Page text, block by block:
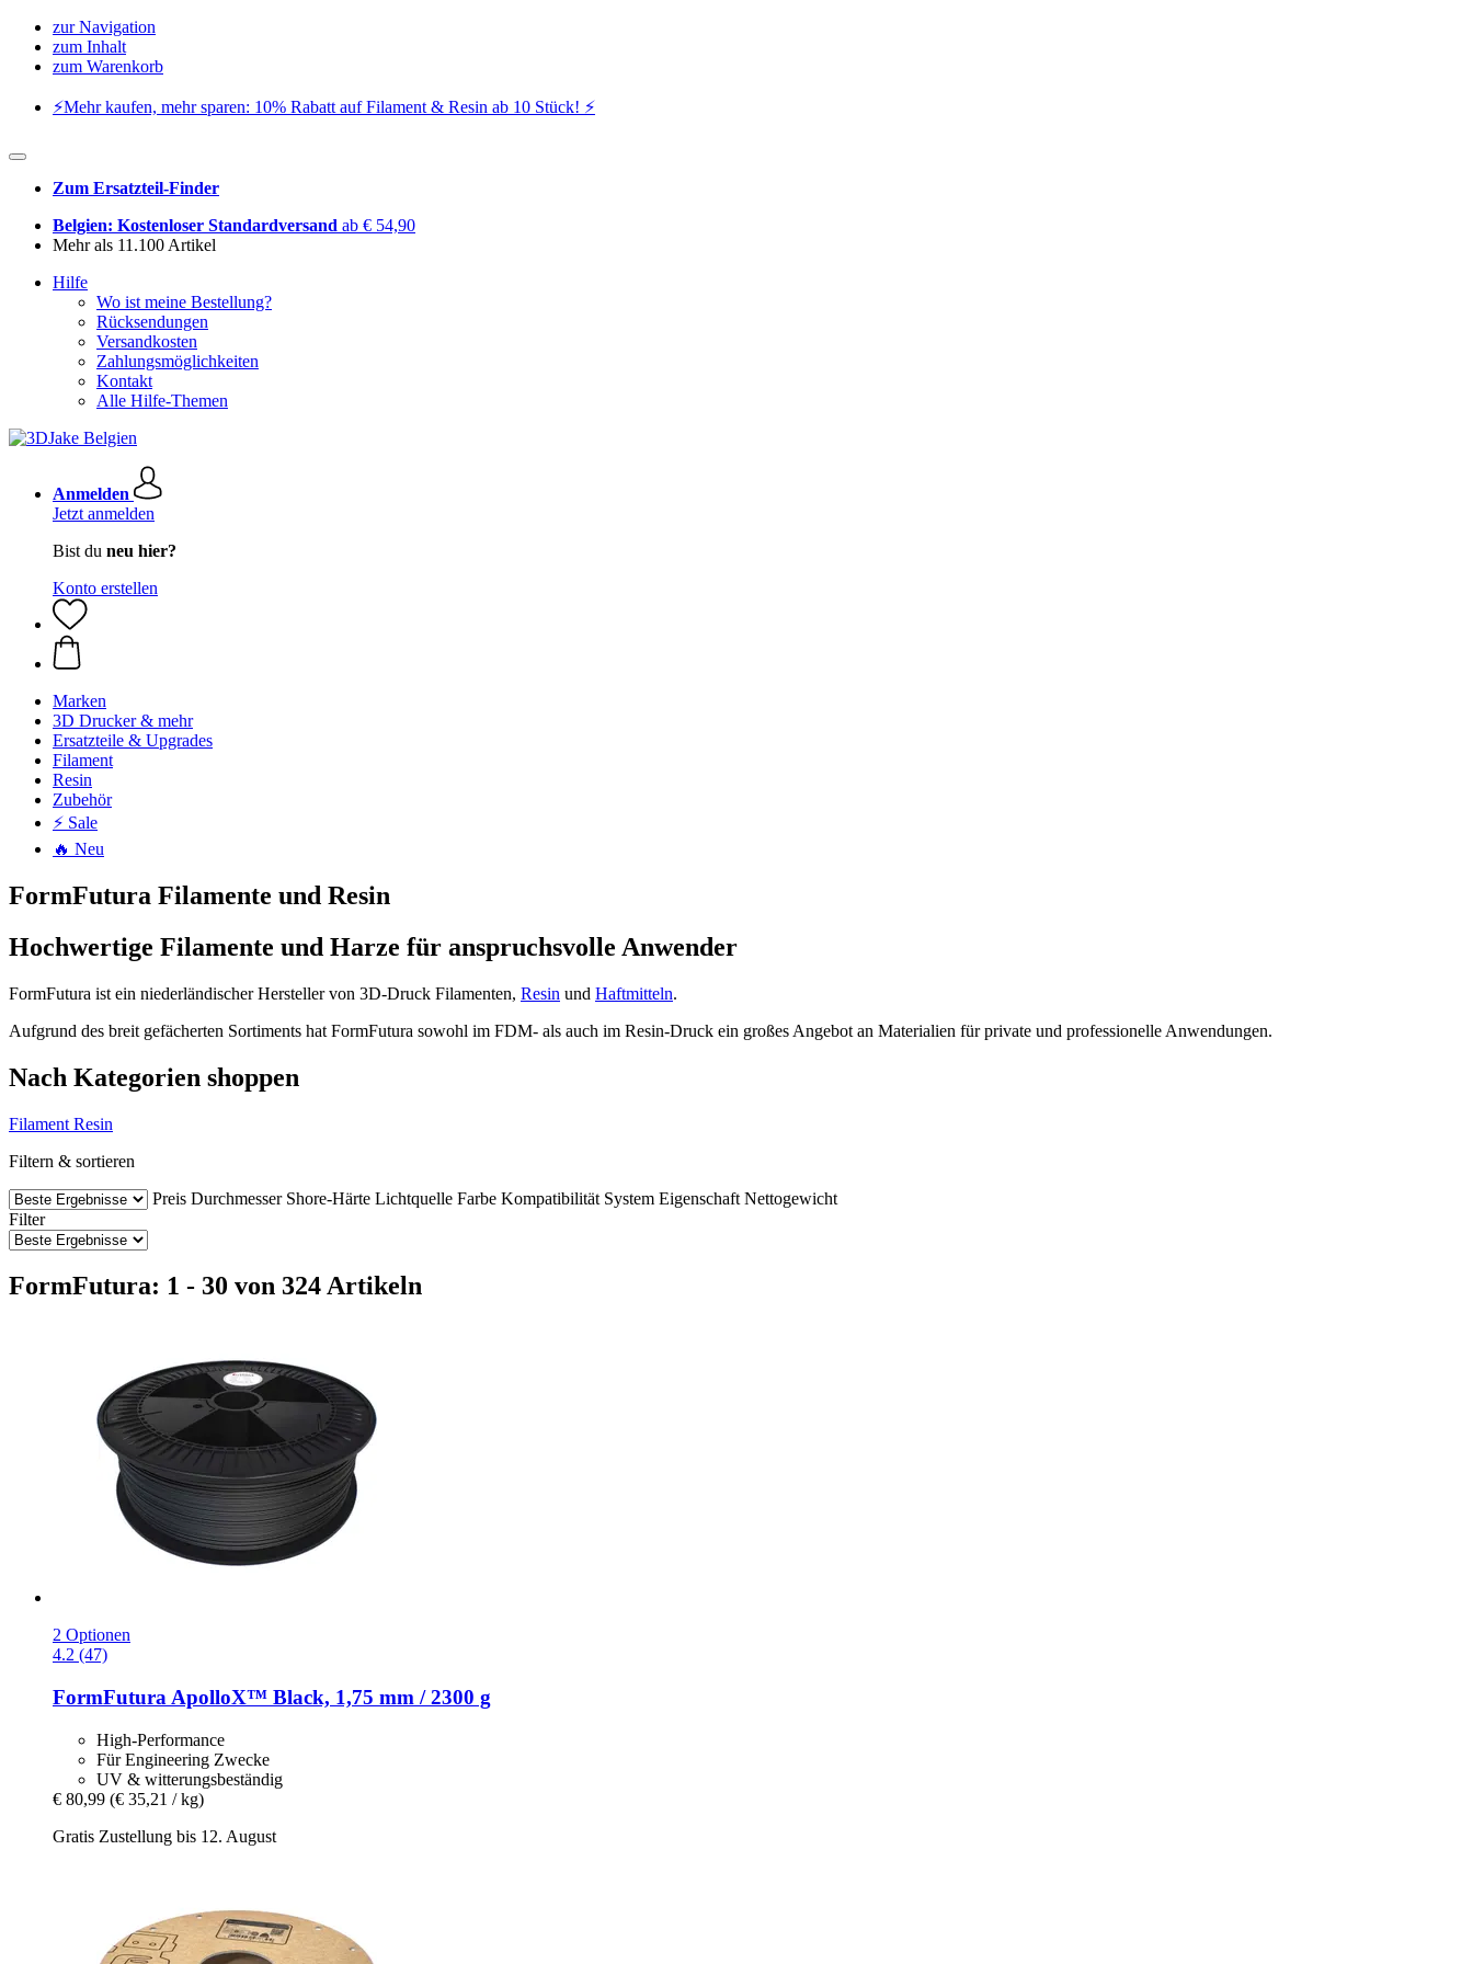
zur Navigation
zum Inhalt
zum Warenkorb
⚡️Mehr kaufen, mehr sparen: 10% Rabatt auf Filament & Resin ab 10 Stück! ⚡️
Zum Ersatzteil-Finder
Belgien: Kostenloser Standardversand ab € 54,90
Mehr als 11.100 Artikel
Hilfe
Wo ist meine Bestellung?
Rücksendungen
Versandkosten
Zahlungsmöglichkeiten
Kontakt
Alle Hilfe-Themen
Anmelden
Jetzt anmelden
Bist du neu hier?
Konto erstellen
Marken
3D Drucker & mehr
Ersatzteile & Upgrades
Filament
Resin
Zubehör
⚡ Sale
🔥 Neu
FormFutura Filamente und Resin
Hochwertige Filamente und Harze für anspruchsvolle Anwender
FormFutura ist ein niederländischer Hersteller von 3D-Druck Filamenten, Resin und Haftmitteln.
Aufgrund des breit gefächerten Sortiments hat FormFutura sowohl im FDM- als auch im Resin-Druck ein großes Angebot an Materialien für private und professionelle Anwendungen.
Nach Kategorien shoppen
Filament Resin
Filtern & sortieren
Preis Durchmesser Shore-Härte Lichtquelle Farbe Kompatibilität System Eigenschaft Nettogewicht
Filter
FormFutura: 1 - 30 von 324 Artikeln
2 Optionen
4.2 (47)
FormFutura ApolloX™ Black, 1,75 mm / 2300 g
High-Performance
Für Engineering Zwecke
UV & witterungsbeständig
€ 80,99 (€ 35,21 / kg)
Gratis Zustellung bis 12. August